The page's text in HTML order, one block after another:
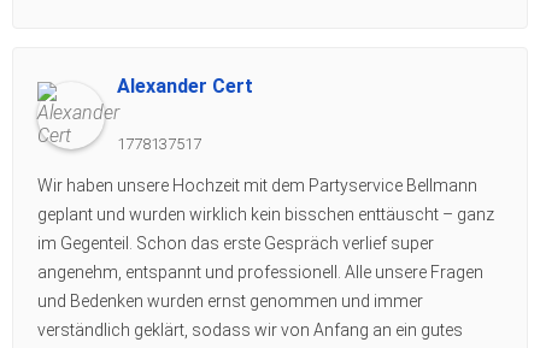
Alexander Cert
1778137517
Wir haben unsere Hochzeit mit dem Partyservice Bellmann
geplant und wurden wirklich kein bisschen enttäuscht – ganz
im Gegenteil. Schon das erste Gespräch verlief super
angenehm, entspannt und professionell. Alle unsere Fragen
und Bedenken wurden ernst genommen und immer
verständlich geklärt, sodass wir von Anfang an ein gutes